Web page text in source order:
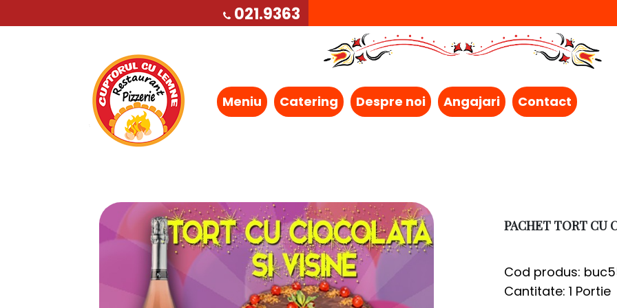
021.9363
Meniu Catering Despre noi Angajari Contact
PACHET TORT CU
Cod produs:
Cantitate: 1 Portie